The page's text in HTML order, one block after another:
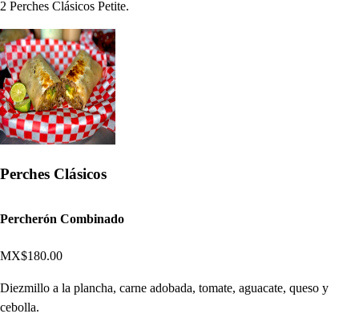
2 Perches Clásicos Petite.
Perches Clásicos
Percherón Combinado
MX$180.00
Diezmillo a la plancha, carne adobada, tomate, aguacate, queso y
cebolla.